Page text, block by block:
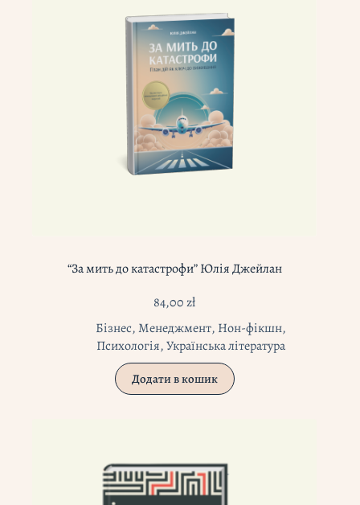
“За мить до катастрофи” Юлія Джейлан
84,00zł
Бізнес,Менеджмент, Нон-фікшн,
Психологія,Українська література
Додати в кошик